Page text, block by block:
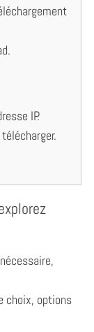
IP.
choix, options